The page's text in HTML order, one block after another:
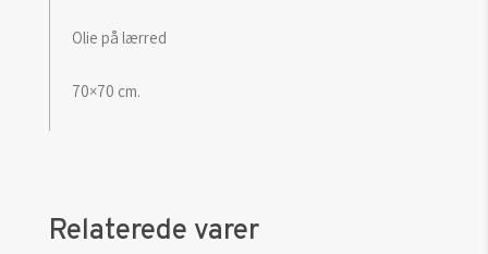
Olie på lærred
70×70 cm.
Relaterede varer